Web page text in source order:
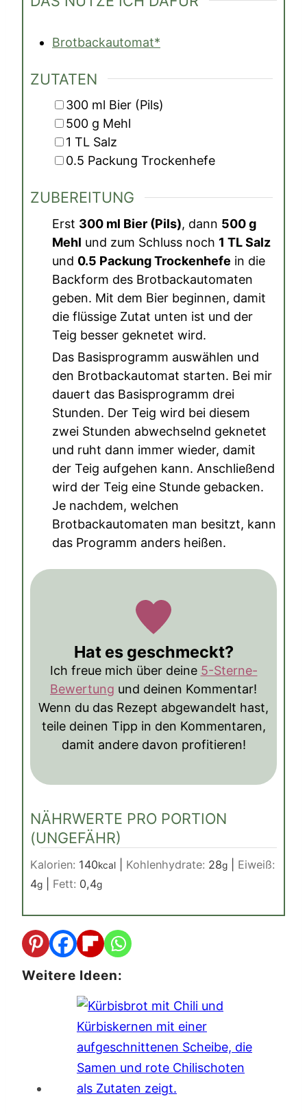
Brotbackautomat*
ZUTATEN
▢
300 ml Bier (Pils)
▢
500 g Mehl
▢
1 TL Salz
▢
0.5 Packung Trockenhefe
ZUBEREITUNG
Erst 300 ml Bier (Pils), dann 500 g
Mehl und zum Schluss noch 1 TL Salz
und 0.5 Packung Trockenhefe in die
Backform des Brotbackautomaten
geben. Mit dem Bier beginnen, damit
die flüssige Zutat unten ist und der
Teig besser geknetet wird.
Das Basisprogramm auswählen und
den Brotbackautomat starten. Bei mir
dauert das Basisprogramm drei
Stunden. Der Teig wird bei diesem
zwei Stunden abwechselnd geknetet
und ruht dann immer wieder, damit
der Teig aufgehen kann. Anschließend
wird der Teig eine Stunde gebacken.
Je nachdem, welchen
Brotbackautomaten man besitzt, kann
das Programm anders heißen.
Hat es geschmeckt?
Ich freue mich über deine 5-Sterne-
Bewertung und deinen Kommentar!
Wenn du das Rezept abgewandelt hast,
teile deinen Tipp in den Kommentaren,
damit andere davon profitieren!
NÄHRWERTE PRO PORTION
(UNGEFÄHR)
Kalorien: 140kcal Kohlenhydrate: 28g
Eiweiß:
4g Fett: 0,4g
Weitere Ideen: